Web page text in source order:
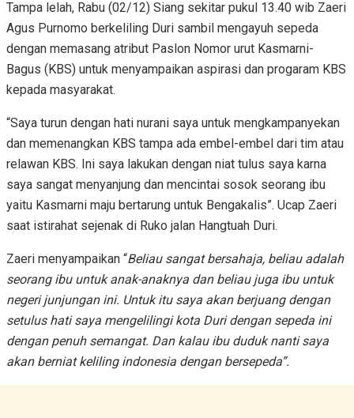
Tampa lelah, Rabu (02/12) Siang sekitar pukul 13.40 wib Zaeri
Agus Purnomo berkeliling Duri sambil mengayuh sepeda
dengan memasang atribut Paslon Nomor urut Kasmarni-
Bagus (KBS) untuk menyampaikan aspirasi dan progaram KBS
kepada masyarakat.
“Saya turun dengan hati nurani saya untuk mengkampanyekan
dan memenangkan KBS tampa ada embel-embel dari tim atau
relawan KBS. Ini saya lakukan dengan niat tulus saya karna
saya sangat menyanjung dan mencintai sosok seorang ibu
yaitu Kasmarni maju bertarung untuk Bengakalis”. Ucap Zaeri
saat istirahat sejenak di Ruko jalan Hangtuah Duri.
Zaeri menyampaikan “Beliau sangat bersahaja, beliau adalah
seorang ibu untuk anak-anaknya dan beliau juga ibu untuk
negeri junjungan ini. Untuk itu saya akan berjuang dengan
setulus hati saya mengelilingi kota Duri dengan sepeda ini
dengan penuh semangat. Dan kalau ibu duduk nanti saya
akan berniat keliling indonesia dengan bersepeda”.